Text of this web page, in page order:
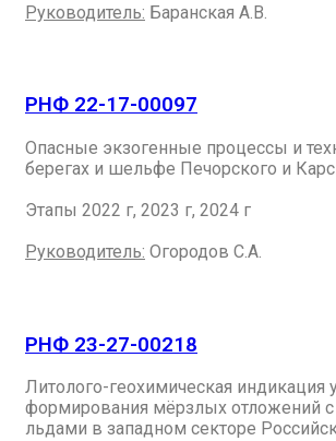
Руководитель: Баранская А.В.
РНФ 22-17-00097
Опасные экзогенные процессы и
берегах и шельфе Печорского и
Этапы 2022 г, 2023 г, 2024 г
Руководитель: Огородов С.А.
РНФ 23-27-00218
Литолого-геохимическая индикация
формирования мёрзлых отложений
льдами в западном секторе